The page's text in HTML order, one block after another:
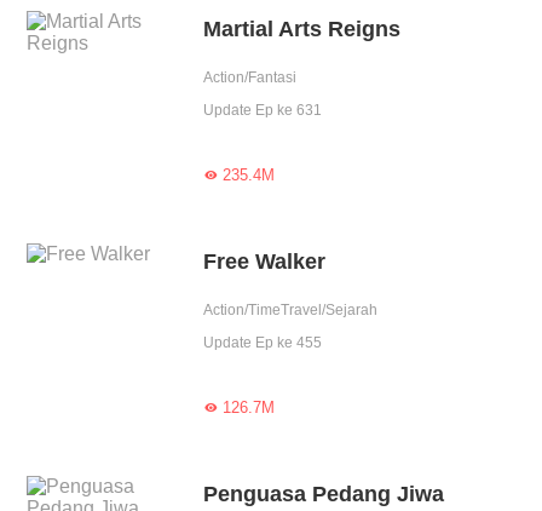
Martial Arts Reigns
Action/Fantasi
Update Ep ke 631
235.4M
Free Walker
Action/TimeTravel/Sejarah
Update Ep ke 455
126.7M
Penguasa Pedang Jiwa